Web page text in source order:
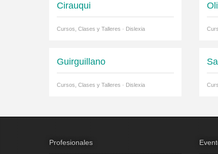
Cirauqui
Cursos, Clases y Talleres · Dislexia
Guirguillano
Cursos, Clases y Talleres · Dislexia
Profesionales